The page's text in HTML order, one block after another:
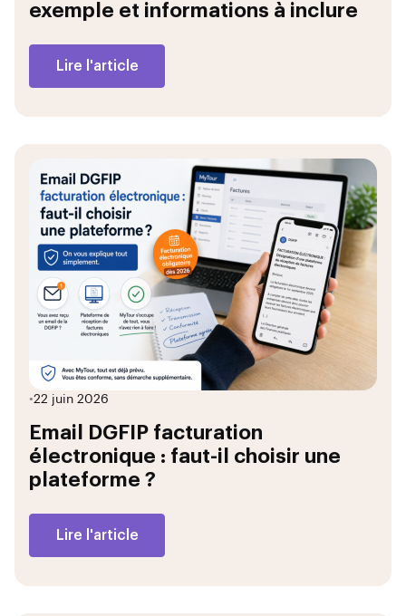
exemple et informations à inclure
Lire l'article
•22 juin 2026
Email DGFIP facturation
électronique : faut-il choisir une
plateforme ?
Lire l'article